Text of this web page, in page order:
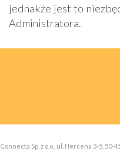
jednakże jest to
Administratora.
Connecta Sp. z o.o., ul. Hercena 3-5, 50-